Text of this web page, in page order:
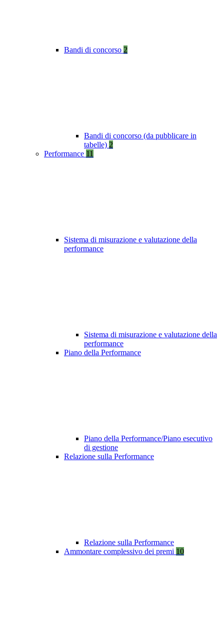
Bandi di concorso 2
Bandi di concorso (da pubblicare in
tabelle) 2
Performance 11
Sistema di misurazione e valutazione della
performance
Sistema di misurazione e valutazione della
performance
Piano della Performance
Piano della Performance/Piano esecutivo
di gestione
Relazione sulla Performance
Relazione sulla Performance
Ammontare complessivo dei premi 10